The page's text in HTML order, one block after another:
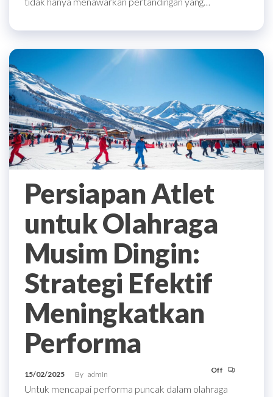
Persiapan Atlet
untuk Olahraga
Musim Dingin:
Strategi Efektif
Meningkatkan
Performa
15/02/2025 By admin Off
Untuk mencapai performa puncak dalam olahraga